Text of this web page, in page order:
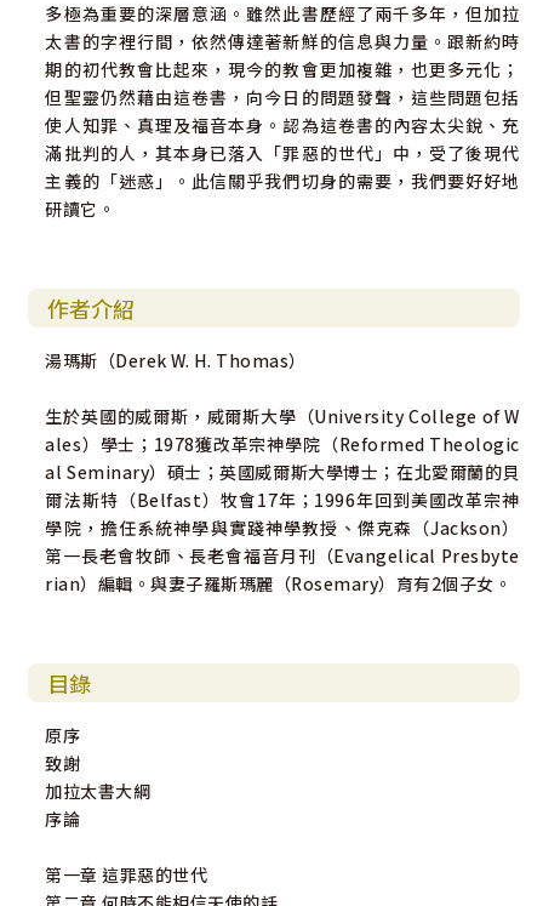
多極為重要的深層意涵。雖然此書歷經了兩千多年，但加拉
太書的字裡行間，依然傳達著新鮮的信息與力量。跟新約時
期的初代教會比起來，現今的教會更加複雜，也更多元化；
但聖靈仍然藉由這卷書，向今日的問題發聲，這些問題包括
使人知罪、真理及福音本身。認為這卷書的內容太尖銳、充
滿批判的人，其本身已落入「罪惡的世代」中，受了後現代
主義的「迷惑」。此信關乎我們切身的需要，我們要好好地
研讀它。
作者介紹
湯瑪斯（Derek W. H. Thomas）
生於英國的威爾斯，威爾斯大學（University College of W
ales）學士；1978獲改革宗神學院（Reformed Theologic
al Seminary）碩士；英國威爾斯大學博士；在北愛爾蘭的貝
爾法斯特（Belfast）牧會17年；1996年回到美國改革宗神
學院，擔任系統神學與實踐神學教授、傑克森（Jackson）
第一長老會牧師、長老會福音月刊（Evangelical Presbyte
rian）編輯。與妻子羅斯瑪麗（Rosemary）育有2個子女。
目錄
原序
致謝
加拉太書大綱
序論
第一章 這罪惡的世代